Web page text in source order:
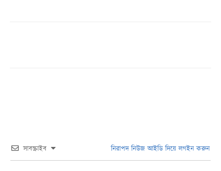
সাবস্ক্রাইব নিরাপদ নিউজ আইডি দিয়ে লগইন করুন